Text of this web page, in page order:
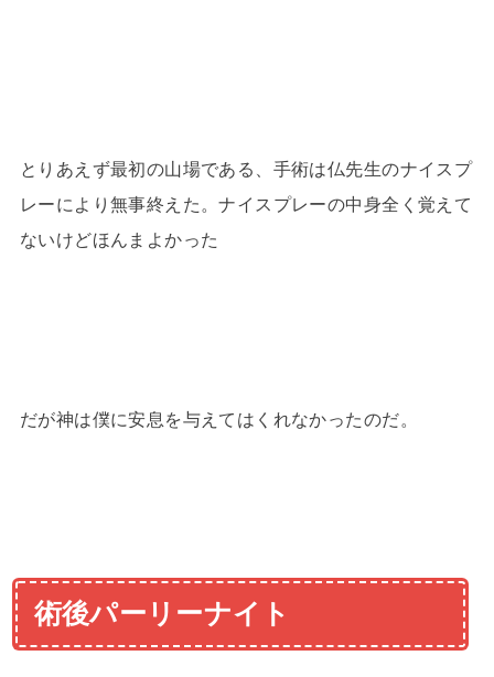
とりあえず最初の山場である、手術は仏先生のナイスプ
レーにより無事終えた。ナイスプレーの中身全く覚えて
ないけどほんまよかった
だが神は僕に安息を与えてはくれなかったのだ。
術後パーリーナイト